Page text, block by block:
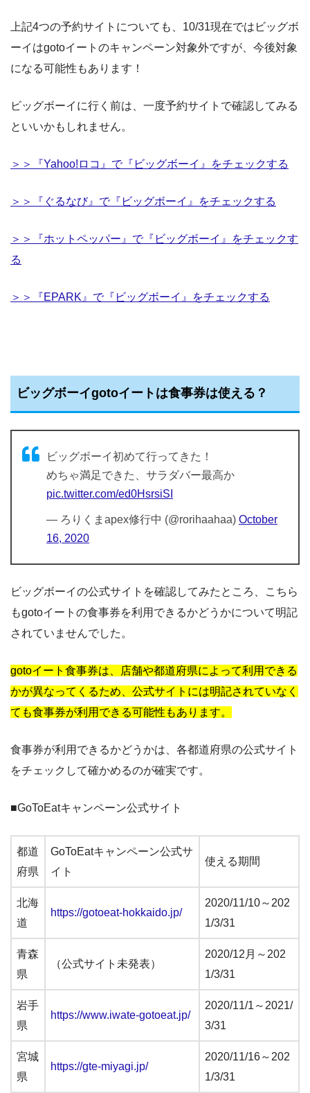
上記4つの予約サイトについても、10/31現在ではビッグボ
ーイはgotoイートのキャンペーン対象外ですが、今後対象
になる可能性もあります！
ビッグボーイに行く前は、一度予約サイトで確認してみる
といいかもしれません。
＞＞『Yahoo!ロコ』で『ビッグボーイ』をチェックする
＞＞『ぐるなび』で『ビッグボーイ』をチェックする
＞＞『ホットペッパー』で『ビッグボーイ』をチェックす
る
＞＞『EPARK』で『ビッグボーイ』をチェックする
ビッグボーイgotoイートは食事券は使える？
ビッグボーイ初めて行ってきた！
めちゃ満足できた、サラダバー最高か
pic.twitter.com/ed0HsrsiSI
— ろりくまapex修行中 (@rorihaahaa) October
16, 2020
ビッグボーイの公式サイトを確認してみたところ、こちら
もgotoイートの食事券を利用できるかどうかについて明記
されていませんでした。
gotoイート食事券は、店舗や都道府県によって利用できる
かが異なってくるため、公式サイトには明記されていなく
ても食事券が利用できる可能性もあります。
食事券が利用できるかどうかは、各都道府県の公式サイト
をチェックして確かめるのが確実です。
■GoToEatキャンペーン公式サイト
都道
府県
GoToEatキャンペーン公式サ
イト
使える期間
北海
道
https://gotoeat-hokkaido.jp/
2020/11/10～202
1/3/31
青森
県
（公式サイト未発表）
2020/12月～202
1/3/31
岩手
県
https://www.iwate-gotoeat.jp/
2020/11/1～2021/
3/31
宮城
県
https://gte-miyagi.jp/
2020/11/16～202
1/3/31